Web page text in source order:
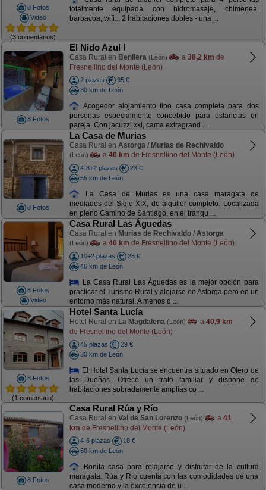
8 Fotos
Video
(3 comentarios)
totalmente equipada con hidromasaje, chimenea,
barbacoa, wifi... 2 habitaciones dobles - una ...
8 Fotos
El Nido Azul I
Casa Rural en Benllera (León) a 38,2 km de
Fresnellino del Monte (León)
2 plazas
95 €
30 km de León
Acogedor alojamiento tipo casa completa para dos
personas especialmente concebido para estancias en
pareja. Con jacuzzi xxl, cama extragrand ...
8 Fotos
La Casa de Murias
Casa Rural en Astorga / Murias de Rechivaldo
(León) a 40 km de Fresnellino del Monte (León)
4-8+2 plazas
23 €
55 km de León
La Casa de Murias es una casa maragata de
mediados del Siglo XIX, de alquiler completo. Localizada
en pleno Camino de Santiago, en el tranqu ...
8 Fotos
Video
Casa Rural Las Águedas
Casa Rural en Murias de Rechivaldo / Astorga
(León) a 40 km de Fresnellino del Monte (León)
10+2 plazas
25 €
46 km de León
La Casa Rural Las Águedas es la mejor opción para
practicar el Turismo Rural y alojarse en Astorga pero en un
entorno más natural. A menos d ...
8 Fotos
(1 comentario)
Hotel Santa Lucía
Hotel Rural en La Magdalena (León) a 40,9 km
de Fresnellino del Monte (León)
45 plazas
29 €
30 km de León
El Hotel Santa Lucía se encuentra situado en Otero de
las Dueñas. Ofrece un trato familiar y dispone de
habitaciones sobradamente amplias co ...
8 Fotos
Casa Rural Rúa y Río
Casa Rural en Val de San Lorenzo (León) a 41
km de Fresnellino del Monte (León)
4-6 plazas
18 €
50 km de León
Bonita casa para relajarse y disfrutar de la cultura
maragata. Rúa y Río cuenta con las comodidades de una
casa moderna y la excelencia de u ...